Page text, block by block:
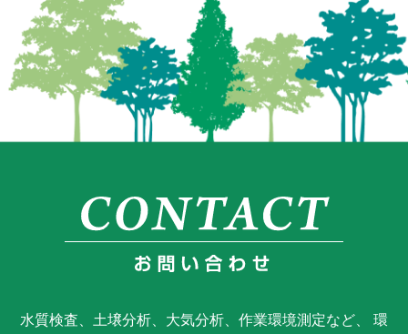
水質検査、土壌分析、大気分析、作業環境測定など、 環